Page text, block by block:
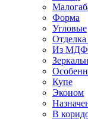
Форма
Угловые
Из МДФ
Купе
Эконом
В